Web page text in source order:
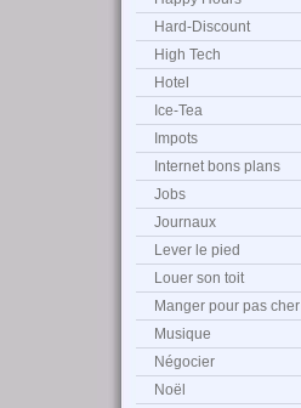
Hard-Discount
High Tech
Hotel
Ice-Tea
Impots
Internet bons plans
Jobs
Journaux
Lever le pied
Louer son toit
Manger pour pas cher
Musique
Négocier
Noël